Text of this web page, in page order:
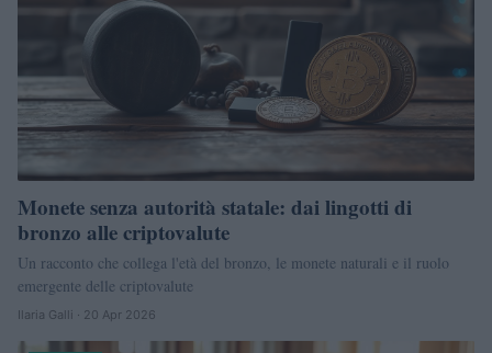
Monete senza autorità statale: dai lingotti di
bronzo alle criptovalute
Un racconto che collega l'età del bronzo, le monete naturali e il ruolo
emergente delle criptovalute
Ilaria Galli · 20 Apr 2026